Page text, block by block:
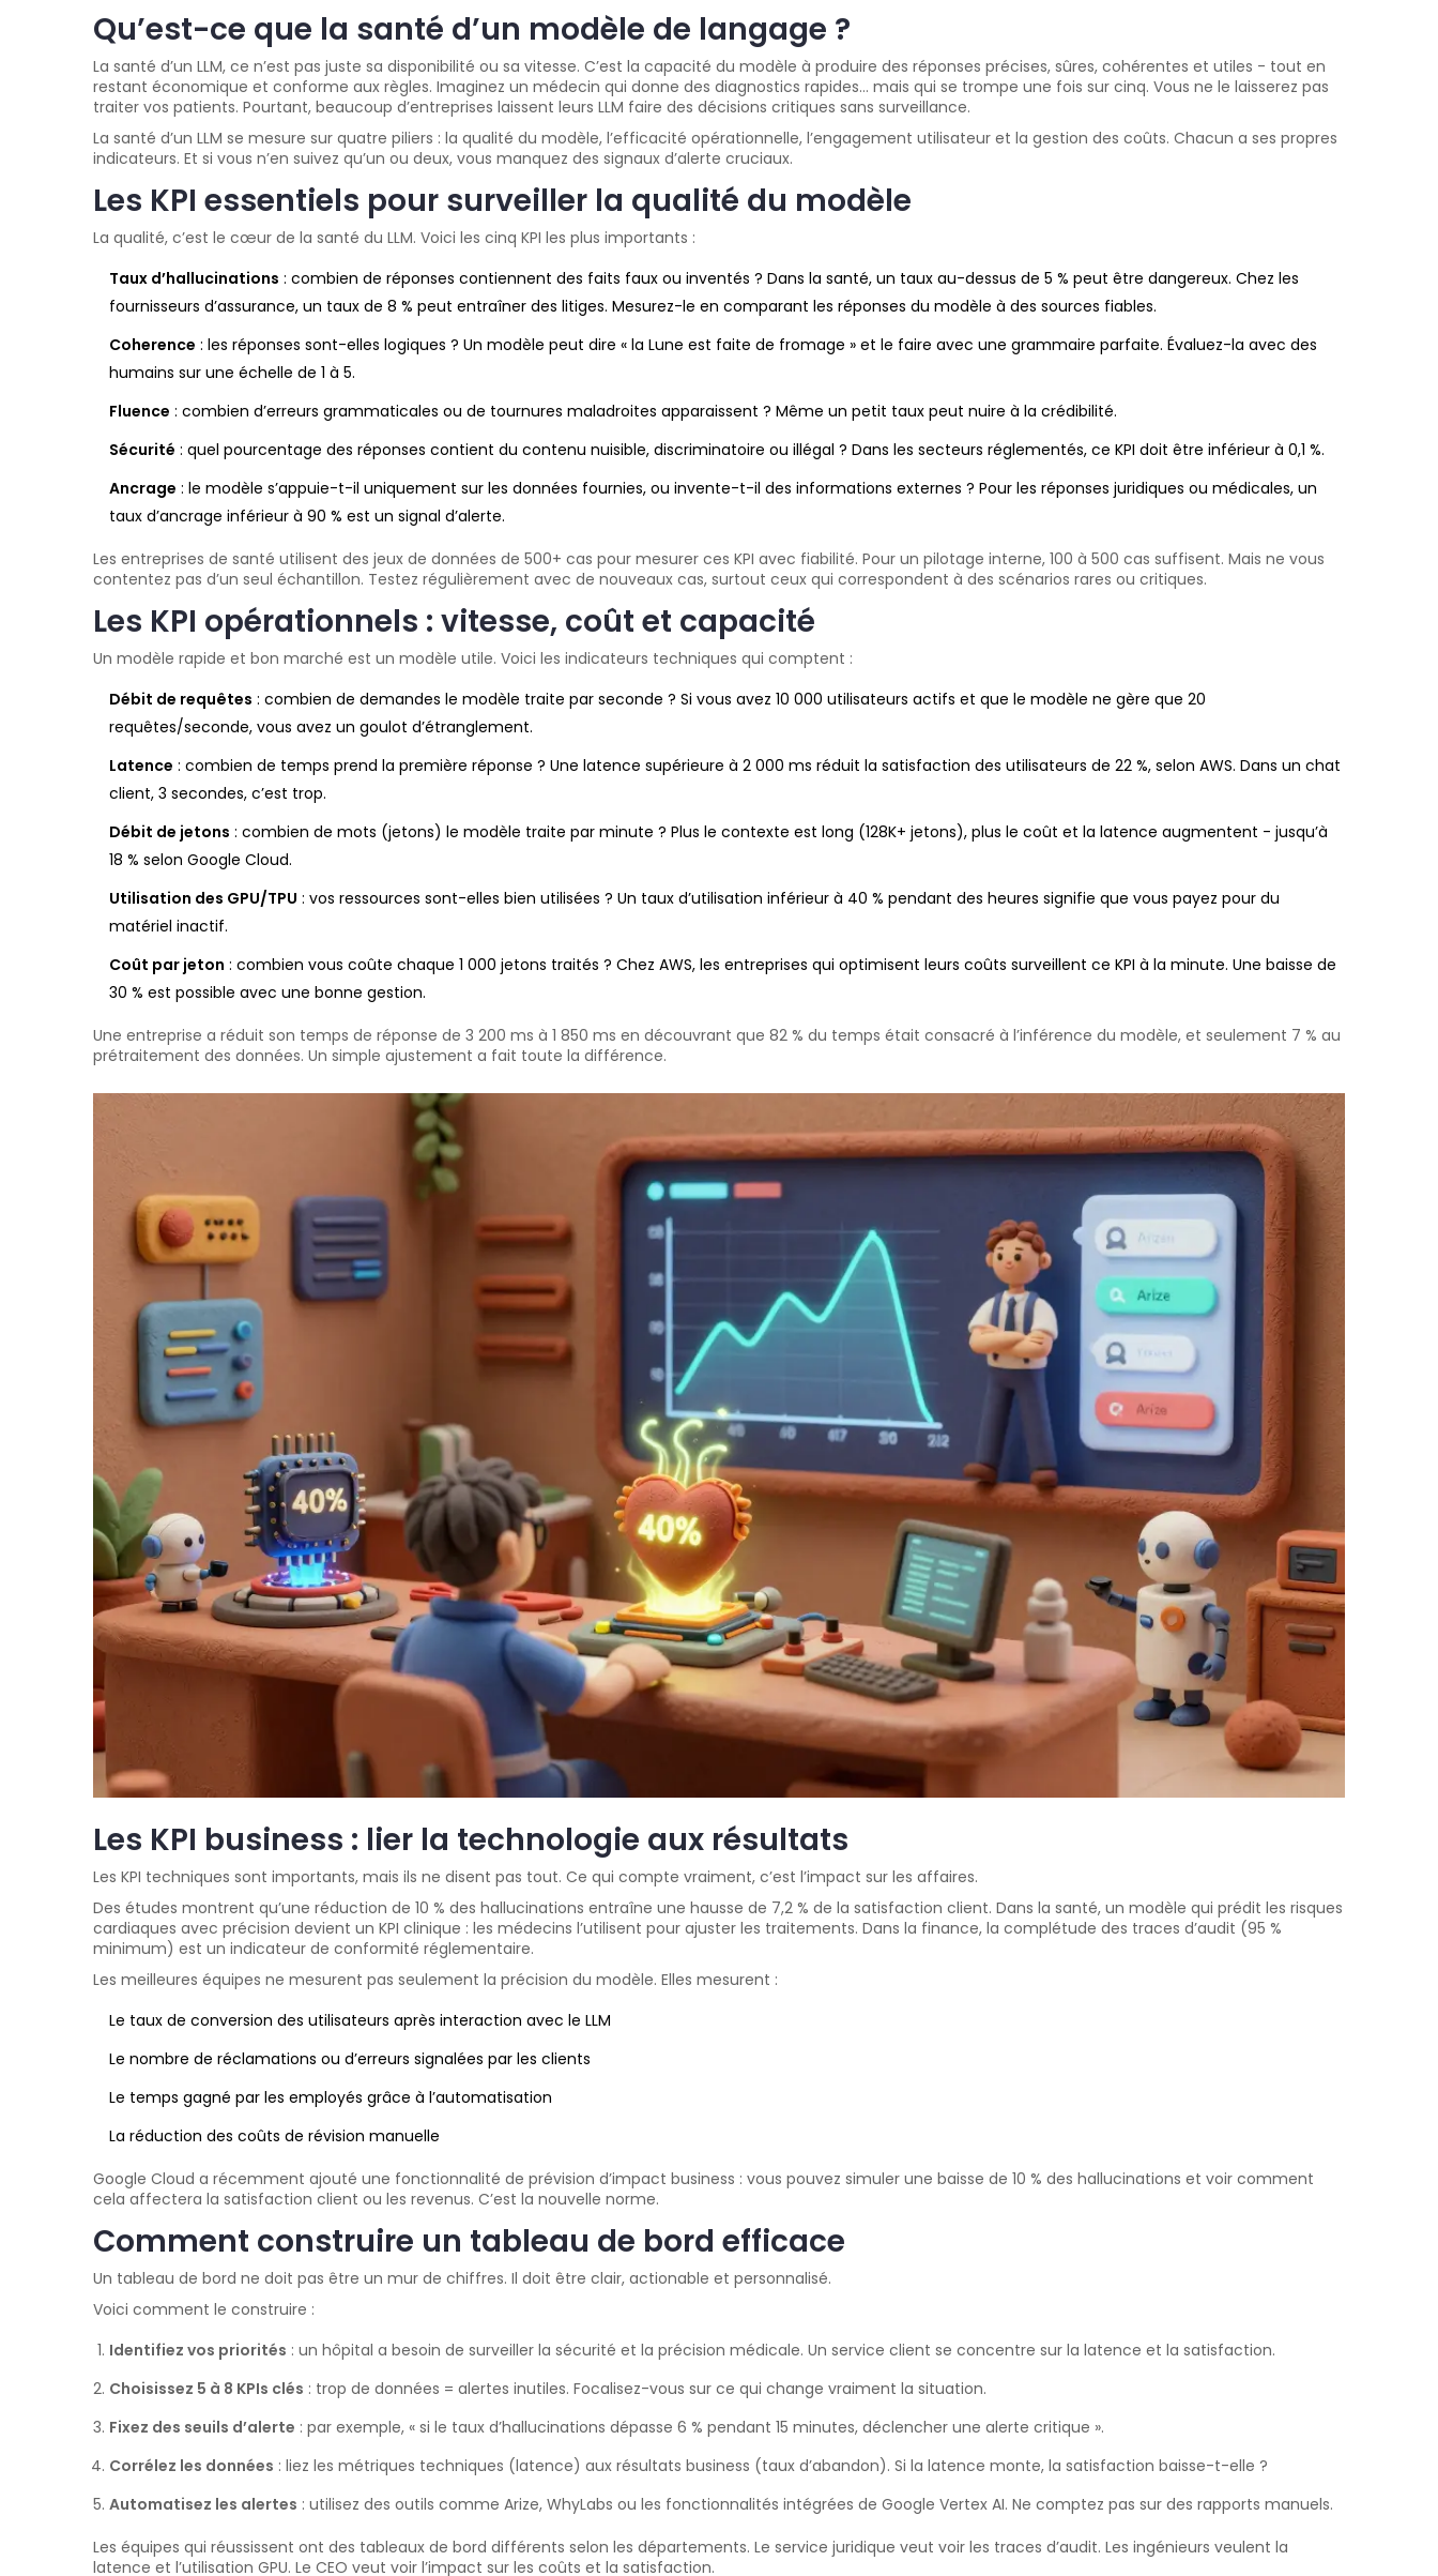
Qu’est-ce que la santé d’un modèle de langage ?
La santé d’un LLM, ce n’est pas juste sa disponibilité ou sa vitesse. C’est la capacité du modèle à produire des réponses précises, sûres, cohérentes et utiles - tout en
restant économique et conforme aux règles. Imaginez un médecin qui donne des diagnostics rapides… mais qui se trompe une fois sur cinq. Vous ne le laisserez pas
traiter vos patients. Pourtant, beaucoup d’entreprises laissent leurs LLM faire des décisions critiques sans surveillance.
La santé d’un LLM se mesure sur quatre piliers : la qualité du modèle, l’efficacité opérationnelle, l’engagement utilisateur et la gestion des coûts. Chacun a ses propres
indicateurs. Et si vous n’en suivez qu’un ou deux, vous manquez des signaux d’alerte cruciaux.
Les KPI essentiels pour surveiller la qualité du modèle
La qualité, c’est le cœur de la santé du LLM. Voici les cinq KPI les plus importants :
Taux d’hallucinations : combien de réponses contiennent des faits faux ou inventés ? Dans la santé, un taux au-dessus de 5 % peut être dangereux. Chez les
fournisseurs d’assurance, un taux de 8 % peut entraîner des litiges. Mesurez-le en comparant les réponses du modèle à des sources fiables.
Coherence : les réponses sont-elles logiques ? Un modèle peut dire « la Lune est faite de fromage » et le faire avec une grammaire parfaite. Évaluez-la avec des
humains sur une échelle de 1 à 5.
Fluence : combien d’erreurs grammaticales ou de tournures maladroites apparaissent ? Même un petit taux peut nuire à la crédibilité.
Sécurité : quel pourcentage des réponses contient du contenu nuisible, discriminatoire ou illégal ? Dans les secteurs réglementés, ce KPI doit être inférieur à 0,1 %.
Ancrage : le modèle s’appuie-t-il uniquement sur les données fournies, ou invente-t-il des informations externes ? Pour les réponses juridiques ou médicales, un
taux d’ancrage inférieur à 90 % est un signal d’alerte.
Les entreprises de santé utilisent des jeux de données de 500+ cas pour mesurer ces KPI avec fiabilité. Pour un pilotage interne, 100 à 500 cas suffisent. Mais ne vous
contentez pas d’un seul échantillon. Testez régulièrement avec de nouveaux cas, surtout ceux qui correspondent à des scénarios rares ou critiques.
Les KPI opérationnels : vitesse, coût et capacité
Un modèle rapide et bon marché est un modèle utile. Voici les indicateurs techniques qui comptent :
Débit de requêtes : combien de demandes le modèle traite par seconde ? Si vous avez 10 000 utilisateurs actifs et que le modèle ne gère que 20
requêtes/seconde, vous avez un goulot d’étranglement.
Latence : combien de temps prend la première réponse ? Une latence supérieure à 2 000 ms réduit la satisfaction des utilisateurs de 22 %, selon AWS. Dans un chat
client, 3 secondes, c’est trop.
Débit de jetons : combien de mots (jetons) le modèle traite par minute ? Plus le contexte est long (128K+ jetons), plus le coût et la latence augmentent - jusqu’à
18 % selon Google Cloud.
Utilisation des GPU/TPU : vos ressources sont-elles bien utilisées ? Un taux d’utilisation inférieur à 40 % pendant des heures signifie que vous payez pour du
matériel inactif.
Coût par jeton : combien vous coûte chaque 1 000 jetons traités ? Chez AWS, les entreprises qui optimisent leurs coûts surveillent ce KPI à la minute. Une baisse de
30 % est possible avec une bonne gestion.
Une entreprise a réduit son temps de réponse de 3 200 ms à 1 850 ms en découvrant que 82 % du temps était consacré à l’inférence du modèle, et seulement 7 % au
prétraitement des données. Un simple ajustement a fait toute la différence.
Les KPI business : lier la technologie aux résultats
Les KPI techniques sont importants, mais ils ne disent pas tout. Ce qui compte vraiment, c’est l’impact sur les affaires.
Des études montrent qu’une réduction de 10 % des hallucinations entraîne une hausse de 7,2 % de la satisfaction client. Dans la santé, un modèle qui prédit les risques
cardiaques avec précision devient un KPI clinique : les médecins l’utilisent pour ajuster les traitements. Dans la finance, la complétude des traces d’audit (95 %
minimum) est un indicateur de conformité réglementaire.
Les meilleures équipes ne mesurent pas seulement la précision du modèle. Elles mesurent :
Le taux de conversion des utilisateurs après interaction avec le LLM
Le nombre de réclamations ou d’erreurs signalées par les clients
Le temps gagné par les employés grâce à l’automatisation
La réduction des coûts de révision manuelle
Google Cloud a récemment ajouté une fonctionnalité de prévision d’impact business : vous pouvez simuler une baisse de 10 % des hallucinations et voir comment
cela affectera la satisfaction client ou les revenus. C’est la nouvelle norme.
Comment construire un tableau de bord efficace
Un tableau de bord ne doit pas être un mur de chiffres. Il doit être clair, actionable et personnalisé.
Voici comment le construire :
Identifiez vos priorités : un hôpital a besoin de surveiller la sécurité et la précision médicale. Un service client se concentre sur la latence et la satisfaction.
Choisissez 5 à 8 KPIs clés : trop de données = alertes inutiles. Focalisez-vous sur ce qui change vraiment la situation.
Fixez des seuils d’alerte : par exemple, « si le taux d’hallucinations dépasse 6 % pendant 15 minutes, déclencher une alerte critique ».
Corrélez les données : liez les métriques techniques (latence) aux résultats business (taux d’abandon). Si la latence monte, la satisfaction baisse-t-elle ?
Automatisez les alertes : utilisez des outils comme Arize, WhyLabs ou les fonctionnalités intégrées de Google Vertex AI. Ne comptez pas sur des rapports manuels.
Les équipes qui réussissent ont des tableaux de bord différents selon les départements. Le service juridique veut voir les traces d’audit. Les ingénieurs veulent la
latence et l’utilisation GPU. Le CEO veut voir l’impact sur les coûts et la satisfaction.